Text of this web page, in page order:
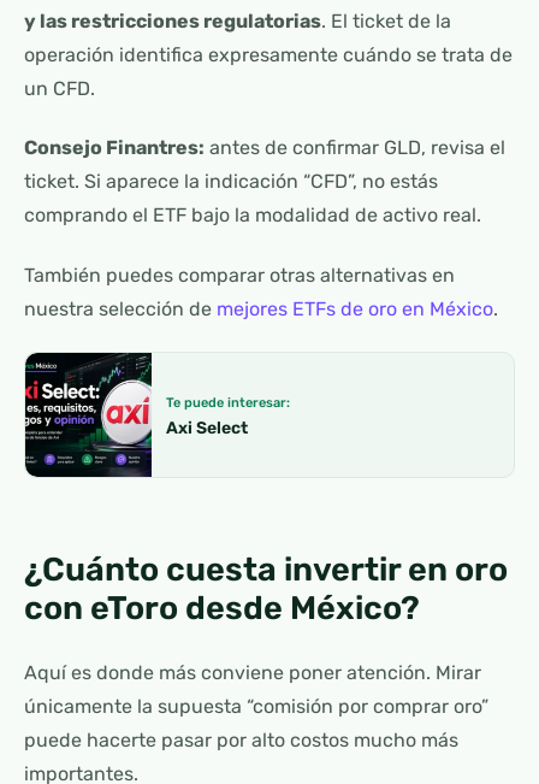
y las restricciones regulatorias. El ticket de la
operación identifica expresamente cuándo se trata de
un CFD.
Consejo Finantres: antes de confirmar GLD, revisa el
ticket. Si aparece la indicación “CFD”, no estás
comprando el ETF bajo la modalidad de activo real.
También puedes comparar otras alternativas en
nuestra selección de mejores ETFs de oro en México.
Te puede interesar:
Axi Select
¿Cuánto cuesta invertir en oro
con eToro desde México?
Aquí es donde más conviene poner atención. Mirar
únicamente la supuesta “comisión por comprar oro”
puede hacerte pasar por alto costos mucho más
importantes.